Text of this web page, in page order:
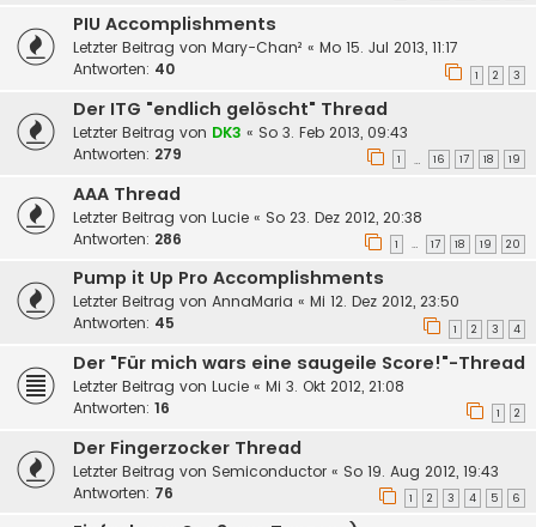
PIU Accomplishments
Letzter Beitrag von Mary-Chan² « Mo 15. Jul 2013, 11:17
Antworten: 40 1 2 3
Der ITG "endlich gelöscht" Thread
Letzter Beitrag von DK3 « So 3. Feb 2013, 09:43
Antworten: 279 1 … 16 17 18 19
AAA Thread
Letzter Beitrag von Lucie « So 23. Dez 2012, 20:38
Antworten: 286 1 … 17 18 19 20
Pump it Up Pro Accomplishments
Letzter Beitrag von AnnaMaria « Mi 12. Dez 2012, 23:50
Antworten: 45 1 2 3 4
Der "Für mich wars eine saugeile Score!"-Thread
Letzter Beitrag von Lucie « Mi 3. Okt 2012, 21:08
Antworten: 16 1 2
Der Fingerzocker Thread
Letzter Beitrag von Semiconductor « So 19. Aug 2012, 19:43
Antworten: 76 1 2 3 4 5 6